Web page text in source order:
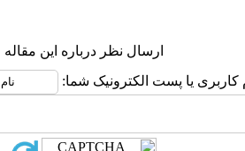
ارسال نظر درباره این مقاله
کاربری یا پست الکترونیک شما: